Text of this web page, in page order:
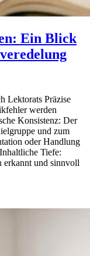
Ein Blick
Lektorats Präzise
werden
Konsistenz: Der
und zum
oder Handlung
Tiefe:
erkannt und sinnvoll